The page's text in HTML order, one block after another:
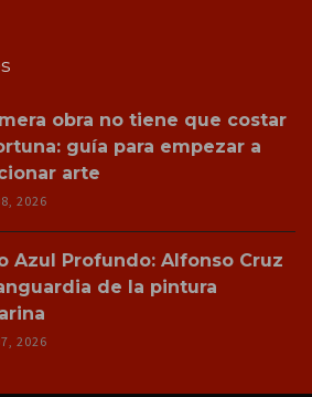
obra no tiene que costar
guía para empezar a
arte
2026
Azul Profundo: Alfonso Cruz
de la pintura
2026